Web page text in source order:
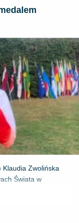
Klaudia Zwolińska
Świata w